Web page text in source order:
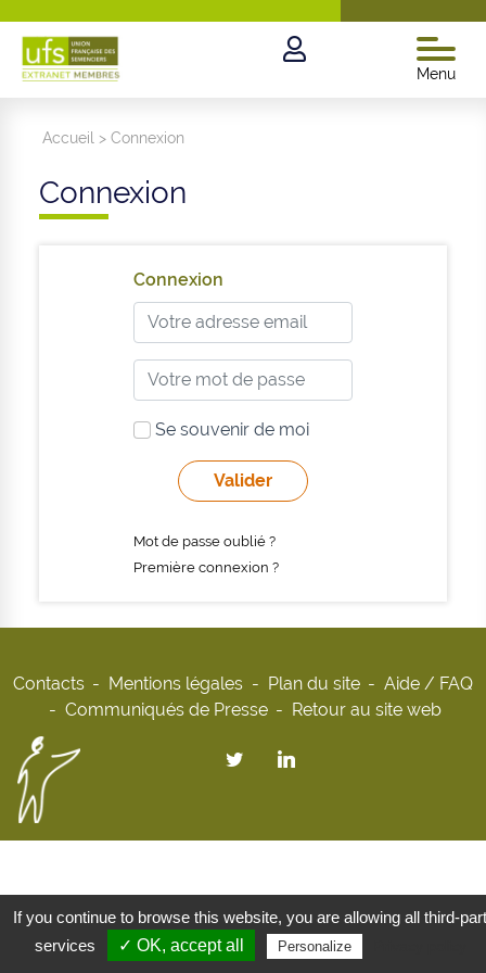
Menu
Accueil >Connexion
Connexion
Connexion
Se souvenir de moi
Mot de passe oublié ?
Première connexion ?
Contacts Mentions légales Plan du site
Aide / FAQ
Communiqués de Presse
Retour au site web
If you continue to browse this website, you are allowing all third-
services
✓ OK, accept all Personalize